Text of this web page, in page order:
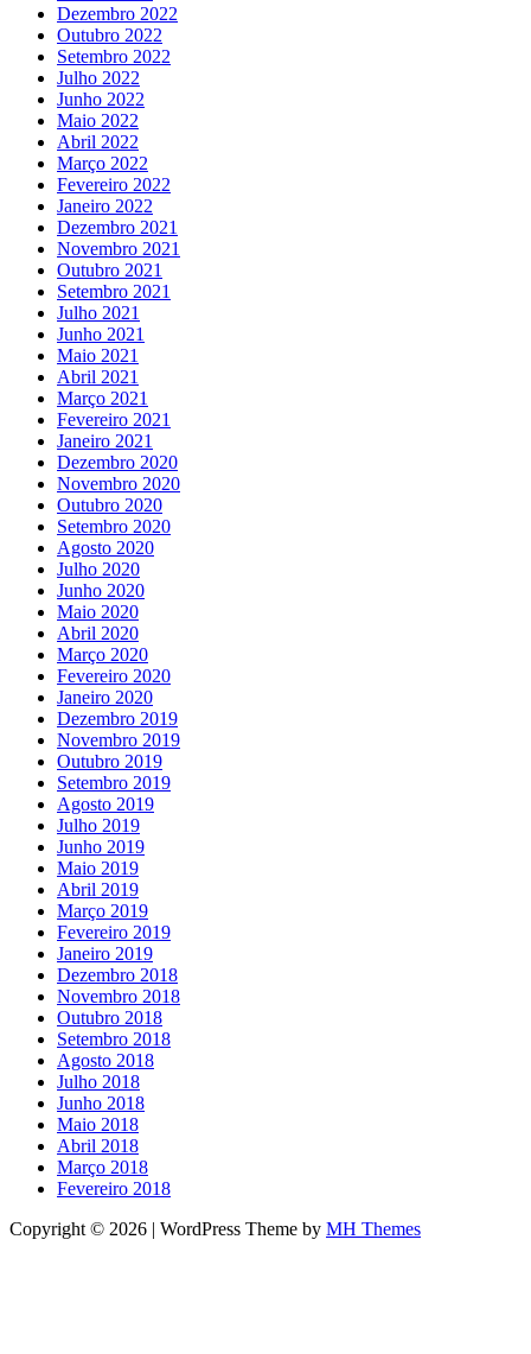
Dezembro 2022
Outubro 2022
Setembro 2022
Julho 2022
Junho 2022
Maio 2022
Abril 2022
Março 2022
Fevereiro 2022
Janeiro 2022
Dezembro 2021
Novembro 2021
Outubro 2021
Setembro 2021
Julho 2021
Junho 2021
Maio 2021
Abril 2021
Março 2021
Fevereiro 2021
Janeiro 2021
Dezembro 2020
Novembro 2020
Outubro 2020
Setembro 2020
Agosto 2020
Julho 2020
Junho 2020
Maio 2020
Abril 2020
Março 2020
Fevereiro 2020
Janeiro 2020
Dezembro 2019
Novembro 2019
Outubro 2019
Setembro 2019
Agosto 2019
Julho 2019
Junho 2019
Maio 2019
Abril 2019
Março 2019
Fevereiro 2019
Janeiro 2019
Dezembro 2018
Novembro 2018
Outubro 2018
Setembro 2018
Agosto 2018
Julho 2018
Junho 2018
Maio 2018
Abril 2018
Março 2018
Fevereiro 2018
Copyright © 2026 | WordPress Theme by MH Themes